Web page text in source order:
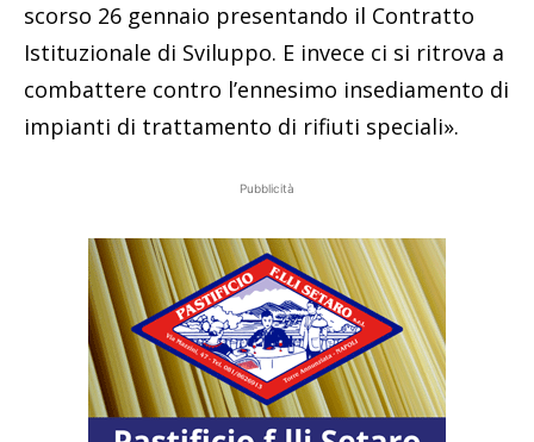
scorso 26 gennaio presentando il Contratto
Istituzionale di Sviluppo. E invece ci si ritrova a
combattere contro l’ennesimo insediamento di
impianti di trattamento di rifiuti speciali».
Pubblicità